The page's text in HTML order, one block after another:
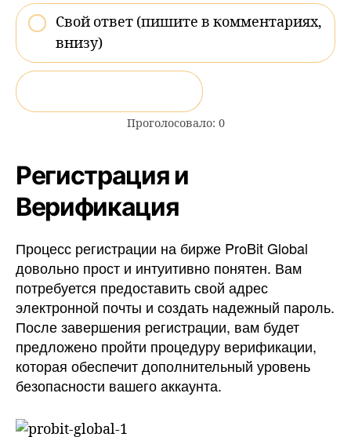
Свой ответ (пишите в комментариях,
внизу)
Проголосовало: 0
Регистрация и
Верификация
Процесс регистрации на бирже ProBit Global
довольно прост и интуитивно понятен. Вам
потребуется предоставить свой адрес
электронной почты и создать надежный пароль.
После завершения регистрации, вам будет
предложено пройти процедуру верификации,
которая обеспечит дополнительный уровень
безопасности вашего аккаунта.